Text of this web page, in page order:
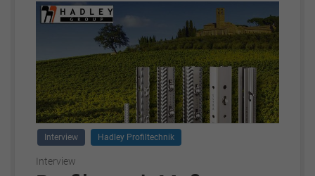
Interview Hadley Profiltechnik
Interview